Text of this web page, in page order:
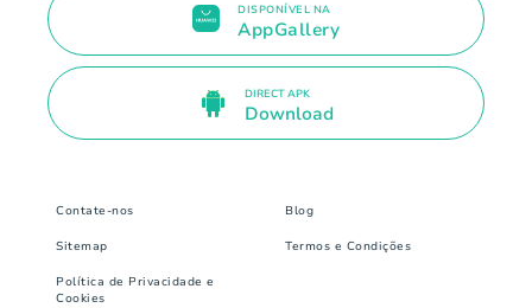
DISPONÍVEL NA
AppGallery
DIRECT APK
Download
Contate-nos Blog
Sitemap Termos e Condições
Política de Privacidade e
Cookies